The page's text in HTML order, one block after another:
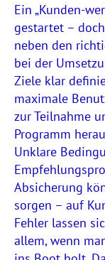
Ein „Kunden-
gestartet –
neben den
bei der
Ziele klar
maximale
zur Teilnahme
Programm
Unklare
Absicherung
sorgen – auf
Fehler lassen
allem, wenn